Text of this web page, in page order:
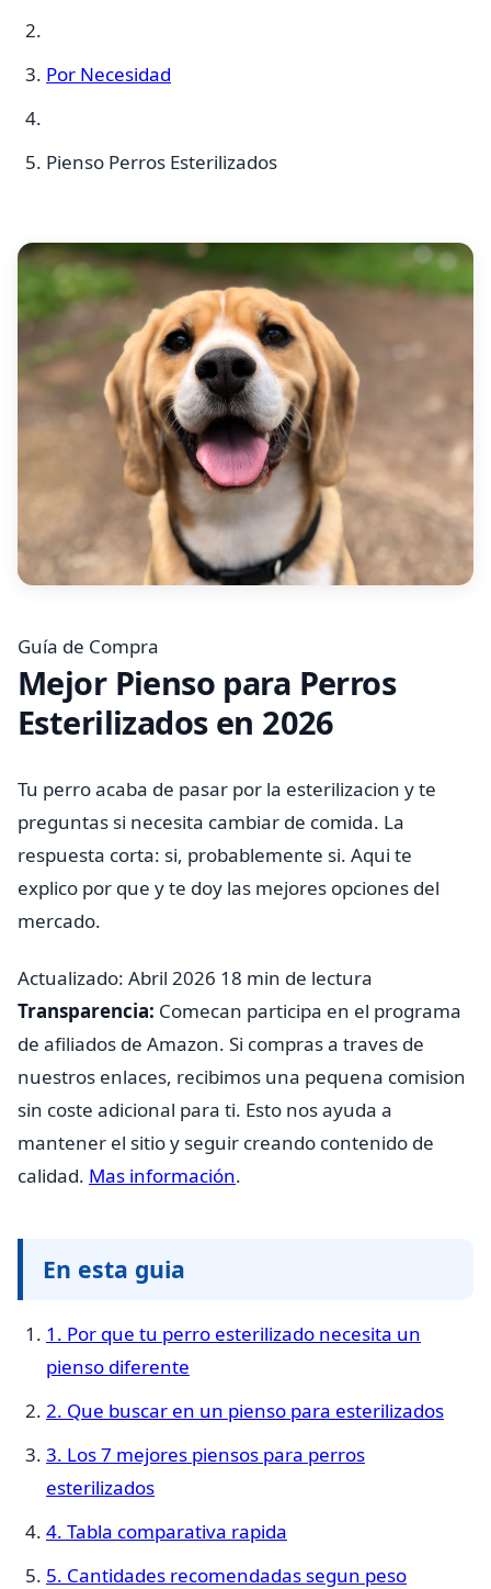
Por Necesidad
Pienso Perros Esterilizados
Guía de Compra
Mejor Pienso para Perros
Esterilizados en 2026
Tu perro acaba de pasar por la esterilizacion y te
preguntas si necesita cambiar de comida. La
respuesta corta: si, probablemente si. Aqui te
explico por que y te doy las mejores opciones del
mercado.
Actualizado: Abril 2026 18 min de lectura
Transparencia: Comecan participa en el programa
de afiliados de Amazon. Si compras a traves de
nuestros enlaces, recibimos una pequena comision
sin coste adicional para ti. Esto nos ayuda a
mantener el sitio y seguir creando contenido de
calidad. Mas información.
En esta guia
1. Por que tu perro esterilizado necesita un
pienso diferente
2. Que buscar en un pienso para esterilizados
3. Los 7 mejores piensos para perros
esterilizados
4. Tabla comparativa rapida
5. Cantidades recomendadas segun peso